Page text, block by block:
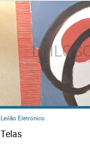
Leilão Eletrónico
Telas